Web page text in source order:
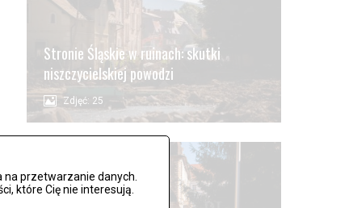
przetwarzanie danych.
które Cię nie interesują.
Stronie Śląskie w ruinach: skutki
niszczycielskiej powodzi
Zdjęć: 25